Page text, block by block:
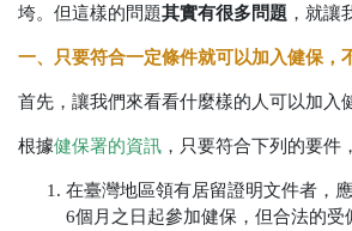
垮。但這樣的問題其實有很多問題 ，就讓
一、只要符合一定條件就可以加入健保，
首先，讓我們來看看什麼樣的人可以加入
根據健保署的資訊 ，只要符合下列的要件
在臺灣地區領有居留證明文件者，
6個月之日起參加健保，但合法的受